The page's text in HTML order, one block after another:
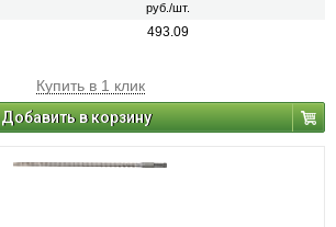
руб./шт.
493.09
Купить в 1 клик
Добавить в корзину